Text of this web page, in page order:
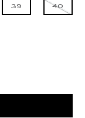
39 40